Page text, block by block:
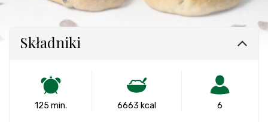
Składniki
125 min. 6663 kcal 6